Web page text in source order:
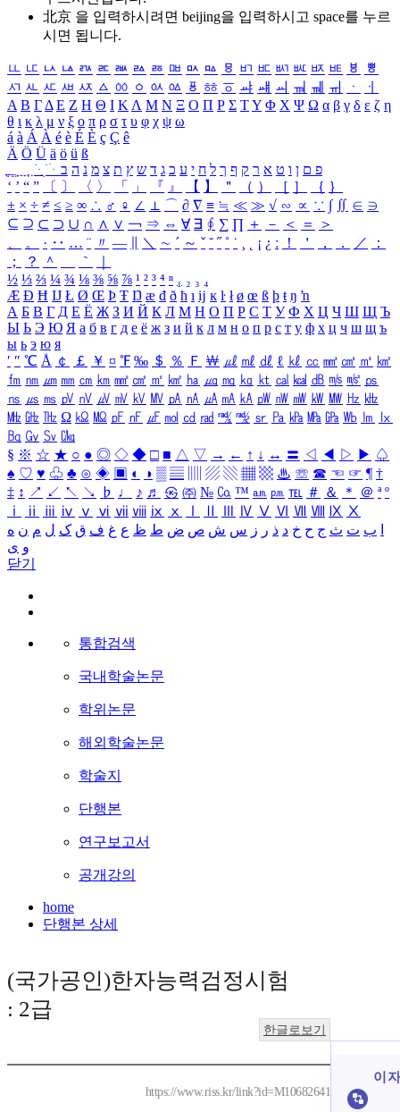
北京 을 입력하시려면 beijing을 입력하시고 space를 누르
시면 됩니다.
ㅥ ㅦ ㅧ ㅨ ㅩ ㅪ ㅫ ㅬ ㅭ ㅮ ㅯ ㅰ ㅱ ㅲ ㅳ ㅴ ㅵ ㅶ ㅷ ㅸ
ㅹ
ㅺ ㅻ ㅼ ㅽ ㅾ ㅿ ㆀ ㆁ ㆂ ㆃ ㆄ ㆅ ㆆ ㆇ ㆈ ㆉ ㆊ ㆋ ㆌ ㆍ
ㆎ
Α Β ΓΔ Ε Ζ Η Θ Ι ΚΛ Μ Ν Ξ Ο Π Ρ Σ ΤΥ Φ Χ Ψ Ω α β γ δ ε ζ η
θ ι κ λ μ ν ξ ο π ρ σ τ υ φ χ ψ ω
á à Á À é è É È ç Ç ê
Ä Ö Ü ä ö ü ß
ִֶֹ ֻּ ׁׂ פ ם ן ו ט א ר ק ף ך ל ח י ע כ ג ד ש ץ ת צ מ נ ה ב
‘ ’ “ ” 〔 〕 〈 〉 「 」 『 』 【 】 ＂ （ ） ［ ］ ｛ ｝
± × ÷ ≠ ≤ ≥ ∞ ∴ ♂ ♀ ∠ ⊥ ⌒ ∂ ∇ ≡ ≒ ≪ ≫ √ ∽ ∝ ∵ ∫ ∬ ∈ ∋
⊆ ⊇ ⊂ ⊃ ∪ ∩ ∧ ∨ ￢ ⇒ ⇔ ∀ ∃ ∮ ∑ ∏ ＋ － ＜ ＝
＞
、
。 · ‥ … ¨ 〃 ― ＼ ∼ ´ ～ ˇ ˘ ˝ ˚ ˙ ¸ ¡ ¿ ː ！ ＇ ， ． ／
：
；
？ ＾ ｀
½ ⅓ ⅔ ¼ ¾ ⅛ ⅜ ⅝ ⅞ ¹ ² ³ ⁴ ⁿ ₁ ₂ ₃ ₄
Æ Ð Ħ Ĳ Ł Ø Œ Þ Ŧ Ŋ æ đ ð ħ ı ĳ ĸ ŀ ł ø œ ß þ ŧ ŋ ŉ
А Б В Г Д Е Ё Ж З И Й К Л М Н О П Р С Т У Ф Х Ц Ч Ш Щ Ъ
Ы Ь Э Ю Я а б в г д е ё ж з и й к л м н о п р с т у ф х ц ч ш щ ъ
ы ь э ю я
′ ″ ℃ Å ￠ ￡ ￥ ¤ ℉ ‰ ＄ ％ Ｆ ￦ ㎕ ㎖ ㎗ ℓ ㎘ ㏄ ㎣ ㎤ ㎥ ㎦
㎙ ㎚ ㎛ ㎜ ㎝ ㎞ ㎟ ㎠ ㎡ ㎢ ㏊ ㎍ ㎎ ㎏ ㏏ ㎈ ㎉ ㏈ ㎧ ㎨ ㎰
㎱ ㎲ ㎳ ㎴ ㎵ ㎶ ㎷ ㎸ ㎹ ㎀ ㎁ ㎂ ㎃ ㎄ ㎺ ㎻ ㎽ ㎾ ㎿ ㎐ ㎑
㎒ ㎓ ㎔ Ω ㏀ ㏁ ㎊ ㎋ ㎌ ㏖ ㏅ ㎭ ㎮ ㎯ ㏛ ㎩ ㎪ ㎫ ㎬ ㏝ ㏐
㏓
㏃ ㏉ ㏜ ㏆
§ ※ ☆ ★ ○ ● ◎ ◇ ◆ □ ■ △ ▽ → ← ↑ ↓ ↔ 〓 ◁ ◀ ▷ ▶ ♤
♠ ♡ ♥ ♧ ♣ ⊙ ◈ ▣ ◐ ◑ ▒ ▤ ▨ ▧ ▦ ▩ ♨ ☏ ☎ ☜ ☞ ¶ †
‡ ↕ ↗ ↙ ↖ ↘ ♭ ♩ ♪ ♬ ㉿ ㈜ № ㏇ ™ ㏂ ㏘ ℡ ＃ ＆ ＊ ＠ ª º
ⅰ
ⅱ ⅲ ⅳ ⅴ ⅵ ⅶ ⅷ ⅸ ⅹ Ⅳ Ⅴ Ⅵ Ⅶ Ⅷ Ⅸ Ⅹ
ب ت ث ج ح خ د ذ ر ز س ش ص ض ط ظ ع غ ف ق ک ل م ن ه
و ی
닫기
통합검색
국내학술논문
학위논문
해외학술논문
학술지
단행본
연구보고서
공개강의
home
단행본 상세
(국가공인)한자능력검정시험
: 2급
한글로보기
https://www.riss.kr/link?id=M10682641
이